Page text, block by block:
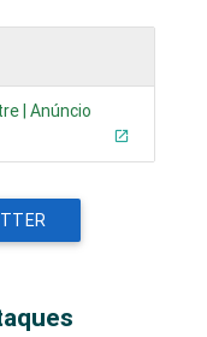
| Anúncio